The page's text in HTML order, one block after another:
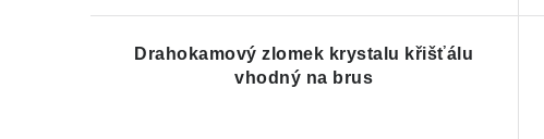
Drahokamový zlomek krystalu křišťálu
vhodný na brus